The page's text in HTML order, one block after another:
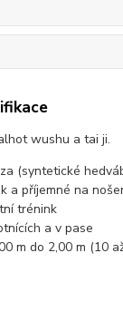
wushu a tai ji.
(syntetické
a příjemné na
trénink
a v pase
m do 2,00 m (10